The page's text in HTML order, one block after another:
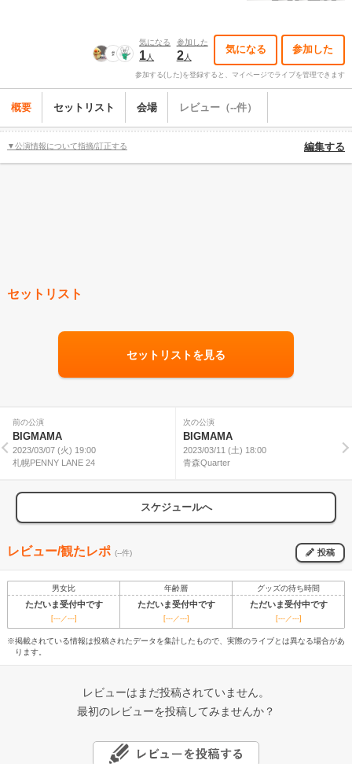
気になる
1人
参加した
2人
気になる 参加した
参加する(した)を登録すると、マイページでライブを管理できます
概要 セットリスト 会場 レビュー（--件）
▼公演情報について指摘/訂正する 編集する
セットリスト
セットリストを見る
前の公演
BIGMAMA
2023/03/07 (火) 19:00
札幌PENNY LANE 24
次の公演
BIGMAMA
2023/03/11 (土) 18:00
青森Quarter
スケジュールへ
レビュー/観たレポ (--件) 投稿
男女比 年齢層 グッズの待ち時間
ただいま受付中です ただいま受付中です ただいま受付中です
[---／---] [---／---] [---／---]
※掲載されている情報は投稿されたデータを集計したもので、実際のライブとは異なる場合があ
ります。
レビューはまだ投稿されていません。
最初のレビューを投稿してみませんか？